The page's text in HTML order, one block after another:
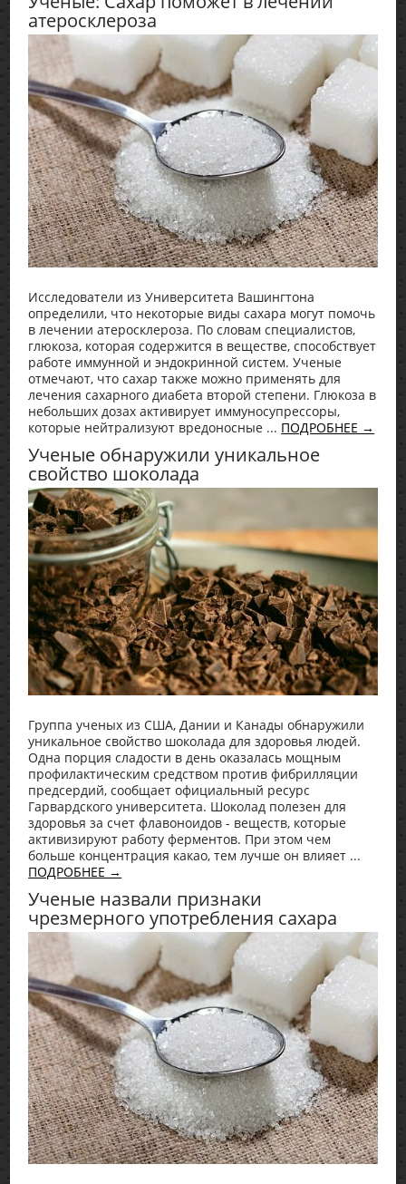
атеросклероза
Исследователи из Университета Вашингтона
определили, что некоторые виды сахара могут помочь
в лечении атеросклероза. По словам специалистов,
глюкоза, которая содержится в веществе, способствует
работе иммунной и эндокринной систем. Ученые
отмечают, что сахар также можно применять для
лечения сахарного диабета второй степени. Глюкоза в
небольших дозах активирует иммуносупрессоры,
которые нейтрализуют вредоносные ... ПОДРОБНЕЕ →
Ученые обнаружили уникальное
свойство шоколада
Группа ученых из США, Дании и Канады обнаружили
уникальное свойство шоколада для здоровья людей.
Одна порция сладости в день оказалась мощным
профилактическим средством против фибрилляции
предсердий, сообщает официальный ресурс
Гарвардского университета. Шоколад полезен для
здоровья за счет флавоноидов - веществ, которые
активизируют работу ферментов. При этом чем
больше концентрация какао, тем лучше он влияет ...
ПОДРОБНЕЕ →
Ученые назвали признаки
чрезмерного употребления сахара